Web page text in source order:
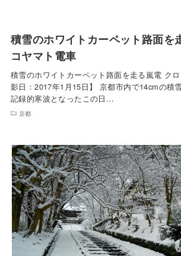
積雪のホワイトカーペット路面を
コヤマト電車
積雪のホワイトカーペット路面を走る嵐電 ク
影日：2017年1月15日】 京都市内で14cmの積
記録的寒波となったこの日…
京都